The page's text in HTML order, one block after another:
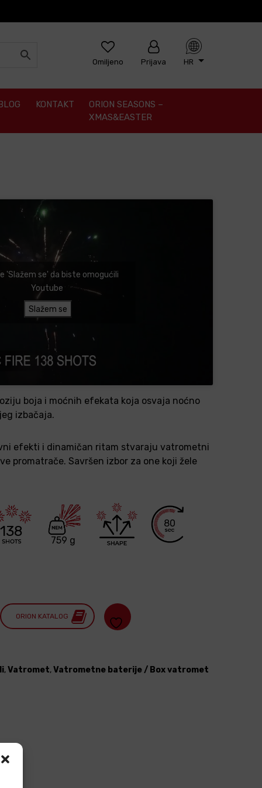
Omiljeno Prijava HR
KONTAKT
ORION SEASONS –
XMAS&EASTER
'Slažem se' da biste omogućili
Youtube
Slažem se
boja i moćnih efekata koja osvaja noćno
izbačaja.
efekti i dinamičan ritam stvaraju vatrometni
promatrače. Savršen izbor za one koji žele
138
759 g
80
ORION KATALOG
,Vatromet,Vatrometne baterije / Box vatromet